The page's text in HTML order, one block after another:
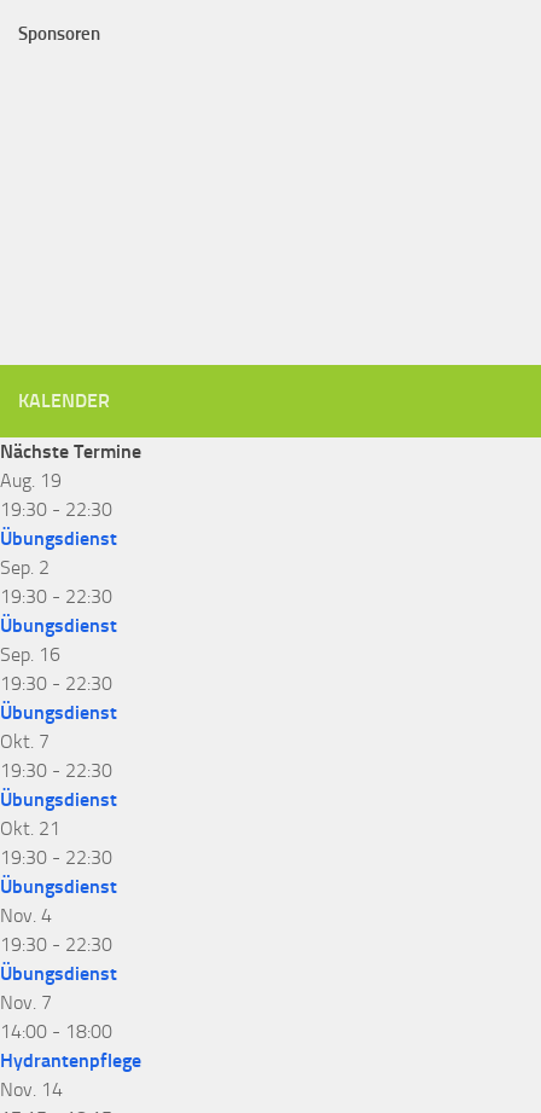
Sponsoren
KALENDER
Nächste Termine
Aug. 19
19:30 - 22:30
Übungsdienst
Sep. 2
19:30 - 22:30
Übungsdienst
Sep. 16
19:30 - 22:30
Übungsdienst
Okt. 7
19:30 - 22:30
Übungsdienst
Okt. 21
19:30 - 22:30
Übungsdienst
Nov. 4
19:30 - 22:30
Übungsdienst
Nov. 7
14:00 - 18:00
Hydrantenpflege
Nov. 14